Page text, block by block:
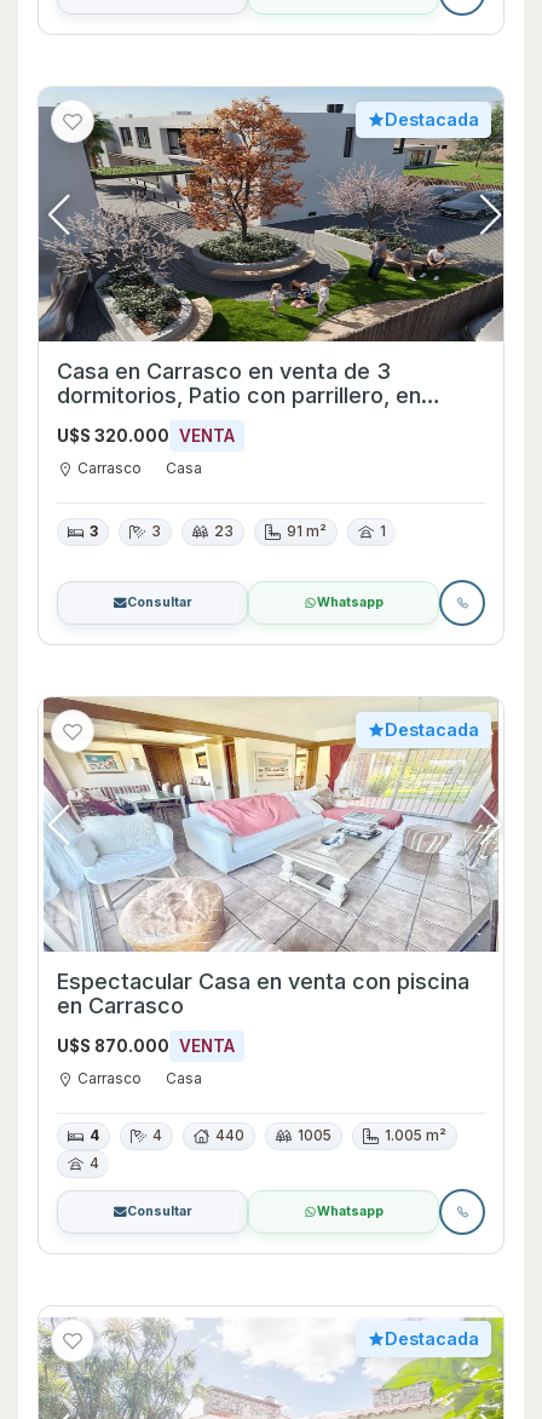
Destacada
Casa en Carrasco en venta de 3
dormitorios, Patio con parrillero, en
Senda Lancasteriana
U$S 320.000 VENTA
Carrasco Casa
3 3 23 91 m² 1
Consultar Whatsapp
Destacada
Espectacular Casa en venta con piscina
en Carrasco
U$S 870.000 VENTA
Carrasco Casa
4 4 440 1005
1.005 m²
4
Consultar Whatsapp
Destacada